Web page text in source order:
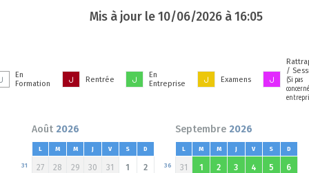
Mis à jour le10/06/2026 à 16:05
En
Formation
Rentrée
En
Entreprise
Examens
/
(Si pas
Août 2026
L M M J V S D
27
31 28 29 30 31 1 2
Septembre 2026
L M M J V S D
31
36 1 2 3 4 5 6